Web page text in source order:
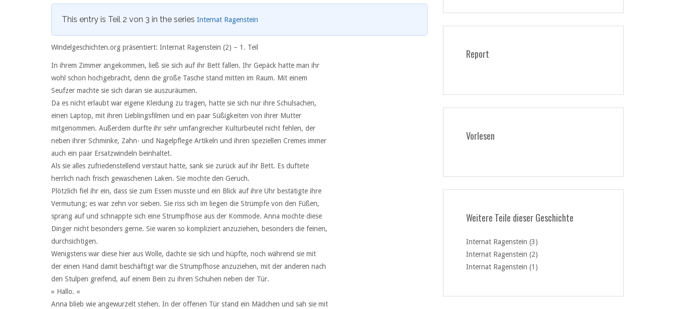
This entry is Teil 2 von 3 in the series Internat Ragenstein
Windelgeschichten.org präsentiert: Internat Ragenstein (2) – 1. Teil
In ihrem Zimmer angekommen, ließ sie sich auf ihr Bett fallen. Ihr Gepäck hatte man ihr
wohl schon hochgebracht, denn die große Tasche stand mitten im Raum. Mit einem
Seufzer machte sie sich daran sie auszuräumen.
Da es nicht erlaubt war eigene Kleidung zu tragen, hatte sie sich nur ihre Schulsachen,
einen Laptop, mit ihren Lieblingsfilmen und ein paar Süßigkeiten von ihrer Mutter
mitgenommen. Außerdem durfte ihr sehr umfangreicher Kulturbeutel nicht fehlen, der
neben ihrer Schminke, Zahn- und Nagelpflege Artikeln und ihren speziellen Cremes immer
auch ein paar Ersatzwindeln beinhaltet.
Als sie alles zufriedenstellend verstaut hatte, sank sie zurück auf ihr Bett. Es duftete
herrlich nach frisch gewaschenen Laken. Sie mochte den Geruch.
Plötzlich fiel ihr ein, dass sie zum Essen musste und ein Blick auf ihre Uhr bestätigte ihre
Vermutung; es war zehn vor sieben. Sie riss sich im liegen die Strümpfe von den Füßen,
sprang auf und schnappte sich eine Strumpfhose aus der Kommode. Anna mochte diese
Dinger nicht besonders gerne. Sie waren so kompliziert anzuziehen, besonders die feinen,
durchsichtigen.
Wenigstens war diese hier aus Wolle, dachte sie sich und hüpfte, noch während sie mit
der einen Hand damit beschäftigt war die Strumpfhose anzuziehen, mit der anderen nach
den Stulpen greifend, auf einem Bein zu ihren Schuhen neben der Tür.
» Hallo. «
Anna blieb wie angewurzelt stehen. In der offenen Tür stand ein Mädchen und sah sie mit
Report
Vorlesen
Weitere Teile dieser Geschichte
Internat Ragenstein (3)
Internat Ragenstein (2)
Internat Ragenstein (1)